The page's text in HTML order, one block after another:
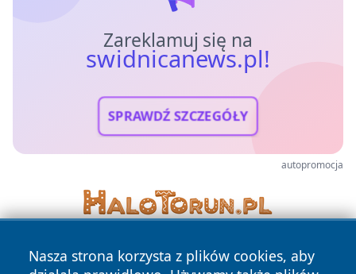
Zareklamuj się na
swidnicanews.pl!
SPRAWDŹ SZCZEGÓŁY
autopromocja
Nasza strona korzysta z plików cookies, aby